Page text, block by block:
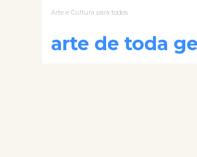
Arte e Cultura para todos
arte de toda